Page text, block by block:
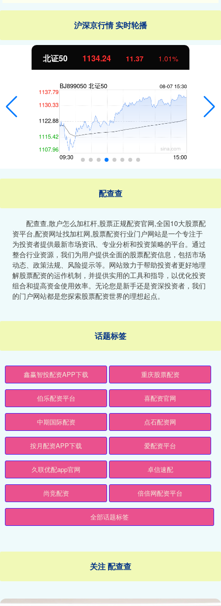
沪深京行情 实时轮播
北证50 1134.24 11.37 1.01%
配查查
配查查,散户怎么加杠杆,股票正规配资官网,全国10大股票配
资平台,配资网址找加杠网,股票配资行业门户网站是一个专注于
为投资者提供最新市场资讯、专业分析和投资策略的平台。通过
整合行业资源，我们为用户提供全面的股票配资信息，包括市场
动态、政策法规、风险提示等。网站致力于帮助投资者更好地理
解股票配资的运作机制，并提供实用的工具和指导，以优化投资
组合和提高资金使用效率。无论您是新手还是资深投资者，我们
的门户网站都是您探索股票配资世界的理想起点。
话题标签
鑫赢智投配资APP下载 重庆股票配资
伯乐配资平台 喜配资官网
中期国际配资 点石配资网
按月配资APP下载 爱配资平台
久联优配app官网 卓信速配
尚竞配资 倍倍网配资平台
全部话题标签
关注 配查查